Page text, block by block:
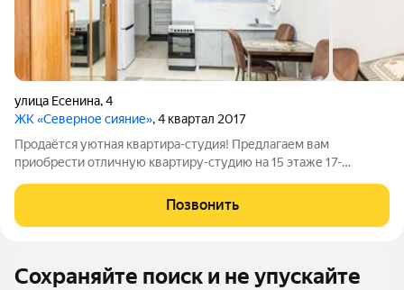
улица Есенина,4
ЖК «Северное сияние», 4 квартал 2017
Продаётся уютная квартира-студия! Предлагаем вам
приобрести отличную квартиру-студию на 15 этаже 17-
характеристики: Косметический ремонт: на полу линолеум,
стены обои, санузел совмещенный,
Позвонить
Сохраняйте поиск и не упускайте